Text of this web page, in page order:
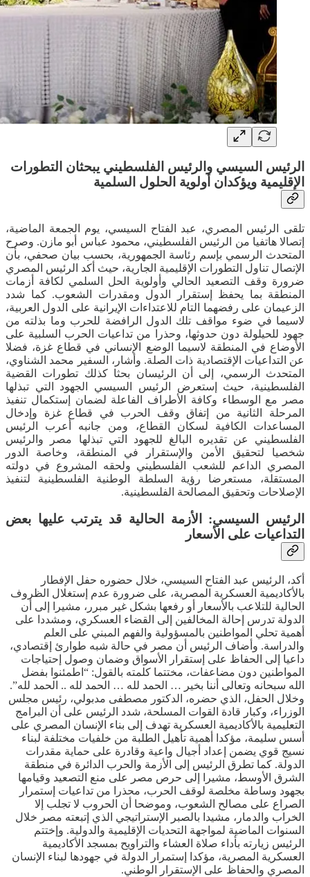
الرئيس السيسي والرئيس الفلسطيني يبحثان التطورات
الإقليمية ويؤكدان أولوية الحلول السلمية
تلقى الرئيس المصري، عبد الفتاح السيسي، يوم الجمعة الماضية،
إتصالا هاتفيا من الرئيس الفلسطيني، محمود عباس أبو مازن. وصرح
المتحدث الرسمي بإسم رئاسة الجمهورية، بحسب بيان صحفي، بأن
الإتصال تناول التطورات الإقليمية الجارية، حيث أكد الرئيس المصري
ضرورة وقف التصعيد الحالي وأولوية الحل السلمي لكافة أزمات
المنطقة بما يحفظ إستقرار الدول ومقدرات الشعوب. كما شدد
الزعيمان على رفضهما التام للاعتداءات الإيرانية على الدول العربية،
لاسيما في ضوء مواقف تلك الدول الرافضة للحرب وما بذلته من
جهود للحيلولة دون حدوثها، وحذرا من تداعيات الحرب السلبية على
الأوضاع في المنطقة لاسيما الوضع الإنساني في قطاع غزة، فضلا
عن التداعيات الإقتصادية ذات الصلة. وأشار، السفير محمد الشناوي،
المتحدث الرسمي، إلى أن الرئيسان بحثا كذلك تطورات القضية
الفلسطينية، حيث إستعرض الرئيس السيسي الجهود التي تبذلها
مصر مع الوسطاء وكافة الأطراف الفاعلة لضمان إستكمال تنفيذ
المرحلة الثانية من إتفاق وقف الحرب في قطاع غزة وإدخال
المساعدات الكافية لسكان القطاع، ومن جانبه أعرب الرئيس
الفلسطيني عن تقديره البالغ للجهود التي تبذلها مصر والرئيس
شخصيا لتحقيق الأمن والإستقرار في المنطقة، وخاصة الدور
المصري الداعم للشعب الفلسطيني ولحقه المشروع في دولته
المستقلة، مستعرضا رؤية السلطة الوطنية الفلسطينية لتنفيذ
الإصلاحات وتحقيق المصالحة الفلسطينية.
الرئيس السيسي: الأزمة الحالية قد يترتب عليها بعض
التداعيات على الأسعار
أكد، الرئيس عبد الفتاح السيسي، خلال حضوره حفل الإفطار
بالأكاديمية العسكرية المصرية، على ضرورة عدم إستغلال الظروف
الحالية للتلاعب بالأسعار أو رفعها بشكل غير مبرر، مشيرا إلى أن
الدولة تدرس إحالة المخالفين إلى القضاء العسكري، ومشددا على
أهمية تحلي المواطنين بالمسؤولية والفهم المبني على العلم
والدراسة. وأضاف الرئيس أن مصر في حالة شبه طوارئ إقتصادي،
داعيا إلى الحفاظ على إستقرار الأسواق وضمان وصول إحتياجات
المواطنين دون مضاعفات، مختتما كلمته بالقول: “اطمئنوا بفضل
الله سبحانه وتعالى أننا بخير … الحمد لله … الحمد لله .. الحمد لله”.
وخلال الحفل، الذي حضره، الدكتور مصطفى مدبولي، رئيس مجلس
الوزراء، وكبار قادة القوات المسلحة، شدد الرئيس على أن البرامج
التعليمية بالأكاديمية العسكرية تهدف إلى بناء الإنسان المصري على
أسس سليمة، مؤكدا أهمية تأهيل الطلبة من خلفيات مختلفة لبناء
نسيج قوي يضمن إعداد أجيال واعية وقادرة على حماية مقدرات
الدولة. كما تطرق الرئيس إلى الأزمة والحرب الدائرة في منطقة
الشرق الأوسط، مشيرا إلى حرص مصر على منع التصعيد وقيامها
بجهود وساطة مخلصة لوقف الحرب، محذرا من تداعيات إستمرار
الصراع على مصالح الشعوب، وموضحا أن الحروب لا تجلب إلا
الخراب والدمار، مشيدا بالصبر الإستراتيجي الذي إتبعته مصر خلال
السنوات الماضية لمواجهة التحديات الإقليمية والدولية. وإختتم
الرئيس زيارته بأداء صلاة العشاء والتراويح بمسجد الأكاديمية
العسكرية المصرية، مؤكدا إستمرار الدولة في جهودها لبناء الإنسان
المصري والحفاظ على الإستقرار الوطني.